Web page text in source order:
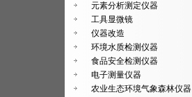
元素分析测定仪器
工具显微镜
仪器改造
环境水质检测仪器
食品安全检测仪器
电子测量仪器
农业生态环境气象森林仪器